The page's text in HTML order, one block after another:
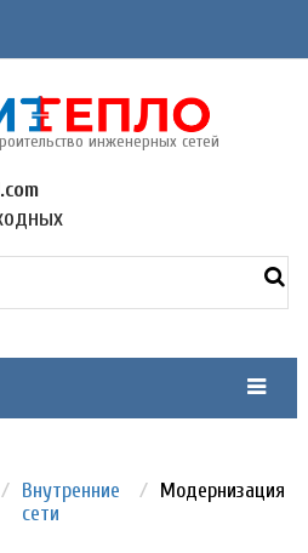
инженерных сетей
/ Внутренние
сети
/ Модернизация